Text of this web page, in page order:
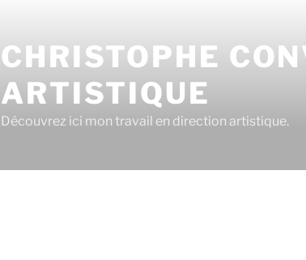
CHRISTOPHE
ARTISTIQUE
Découvrez ici mon travail en direction artistique.